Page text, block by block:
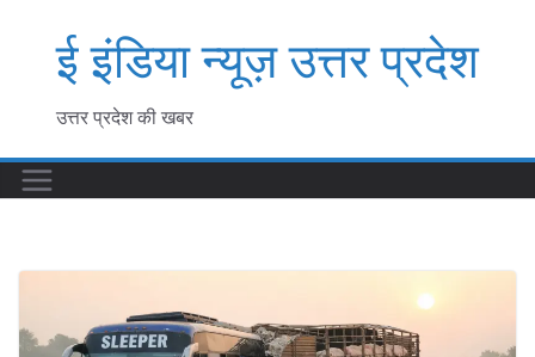
contentई इंडिया न्यूज़ उत्तर प्रदेश
उत्तर प्रदेश की खबर